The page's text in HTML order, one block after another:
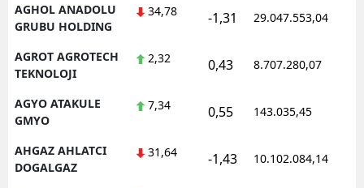
Kars
Kırşehir
AGHOL ANADOLU
GRUBU HOLDING
34,78 -1,31 29.047.553,04
AGROT AGROTECH
TEKNOLOJI
2,32 0,43 8.707.280,07
AGYO ATAKULE
GMYO
7,34 0,55 143.035,45
AHGAZ AHLATCI
DOGALGAZ
31,64 -1,43 10.102.084,14